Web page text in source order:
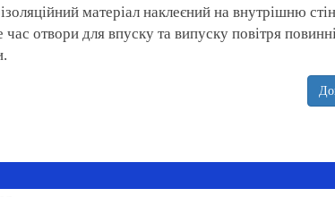
матеріал наклеєний на внутрішню
отвори для впуску та випуску повітря